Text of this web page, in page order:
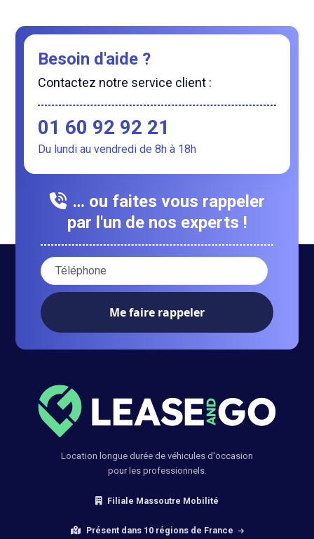
Besoin d'aide ?
Contactez notre service client :
01 60 92 92 21
Du lundi au vendredi de 8h à 18h
… ou faites vous rappeler
par l'un de nos experts !
Votre numéro de téléphone :
Location longue durée de véhicules d'occasion
pour les professionnels.
Filiale Massoutre Mobilité
Présent dans 10 régions de France